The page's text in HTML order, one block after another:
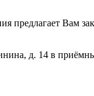
предлагает Вам
д. 14 в